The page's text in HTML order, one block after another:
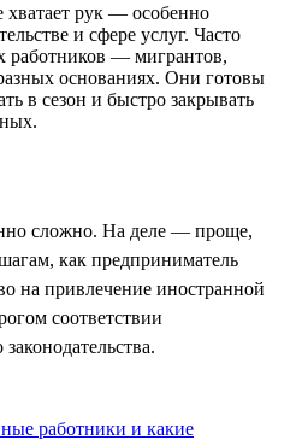
рук — особенно
и сфере услуг. Часто
работников — мигрантов,
основаниях. Они готовы
в сезон и быстро закрывать
сложно. На деле — проще,
как предприниматель
на привлечение иностранной
соответствии
работники и какие